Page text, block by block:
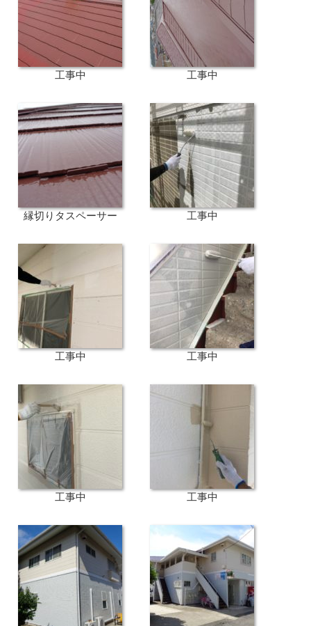
工事中 工事中
縁切りタスペーサー 工事中
工事中 工事中
工事中 工事中